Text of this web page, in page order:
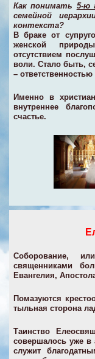
Как понимать 5-ю
семейной
контекста?
В браке от
женской
отсутствием
воли. Стало быть,
–
Именно в
внутреннее
счастье.
Соборование,
священниками
Евангелия,
Помазуются
тыльная сторона
Таинство
совершалось уже в
служит